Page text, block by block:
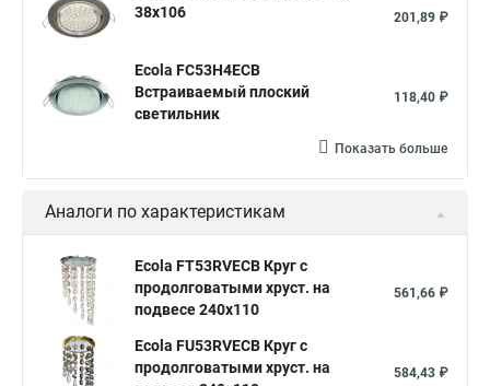
38x106
201,89 ₽
Ecola FC53H4ECB
Встраиваемый плоский
светильник
118,40 ₽
Показать больше
Аналоги по характеристикам
Ecola FT53RVECB Круг с
продолговатыми хруст. на
подвесе 240x110
561,66 ₽
Ecola FU53RVECB Круг с
продолговатыми хруст. на
584,43 ₽